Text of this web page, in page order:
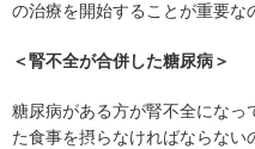
の治療を開始することが重要な
＜腎不全が合併した糖尿病＞
糖尿病がある方が腎不全になっ
た食事を摂らなければならない